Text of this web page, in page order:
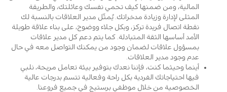
المالية، ومن ضمنها كيف تحمي نفسك وعائلتك، والطريقة
المثلى لإدارة وزيادة مدخراتك. يُمثّل مدير العلاقات بالنسبة لك
نقطة اتصال فريدة تركز، وبكل جلاء ووضوح، على بناء علاقة طويلة
الأمد أساسها الثقة المتبادلة. كما يتم دعم كل مدير علاقات
بمسؤول علاقات لضمان وجود من يمكنك التواصل معه في حال
عدم وجود مدير العلاقات.
أينما وحيثما كنت، فإننا نعدك بتوفير بيئة تعامل مريحة، نلبي
فيها احتياجاتك الفردية بكل راحة وفعالية تتسم بدرجات عالية
الخصوصية من خلال موظفي برستيج في جميع فروعنا.